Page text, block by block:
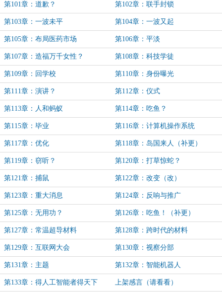
第101章：道歉？ 第102章：联手封锁
第103章：一波未平 第104章：一波又起
第105章：布局医药市场 第106章：平淡
第107章：造福万千女性？ 第108章：科技学徒
第109章：回学校 第110章：身份曝光
第111章：演讲？ 第112章：仪式
第113章：人和蚂蚁 第114章：吃鱼？
第115章：毕业 第116章：计算机操作系统
第117章：优化 第118章：岛国来人（补更）
第119章：窃听？ 第120章：打草惊蛇？
第121章：捕鼠 第122章：改变（改）
第123章：重大消息 第124章：反响与推广
第125章：无用功？ 第126章：吃鱼！（补更）
第127章：常温超导材料 第128章：跨时代的材料
第129章：互联网大会 第130章：视察分部
第131章：主题 第132章：智能机器人
第133章：得人工智能者得天下 上架感言（请看看）